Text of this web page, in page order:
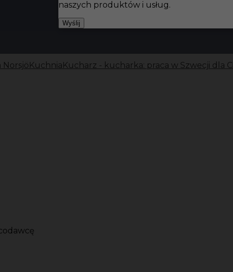
Norsjö Kuchnia Kucharz - kucharka: praca w Szwecji dla
naszych produktów i usług.
Wyślij